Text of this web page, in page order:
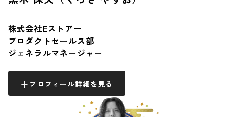
株式会社Eストアー
プロダクトセールス部
ジェネラルマネージャー
プロフィール詳細を見る